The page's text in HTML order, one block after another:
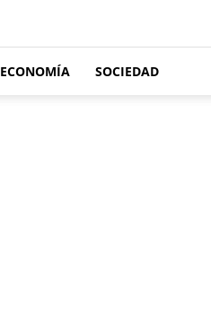
ECONOMÍA SOCIEDAD